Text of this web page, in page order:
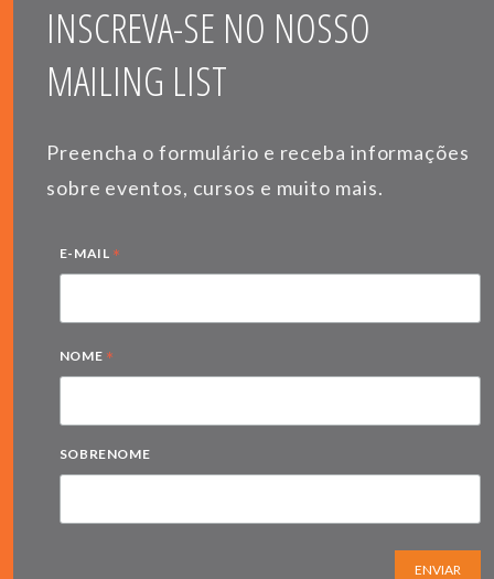
INSCREVA-SE NO NOSSO
MAILING LIST
Preencha o formulário e receba informações
sobre eventos, cursos e muito mais.
E-MAIL *
NOME *
SOBRENOME
ENVIAR